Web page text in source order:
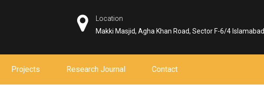
Location
Makki Masjid, Agha Khan Road, Sector F-6/4 Islamabad
Projects Research Journal Contact